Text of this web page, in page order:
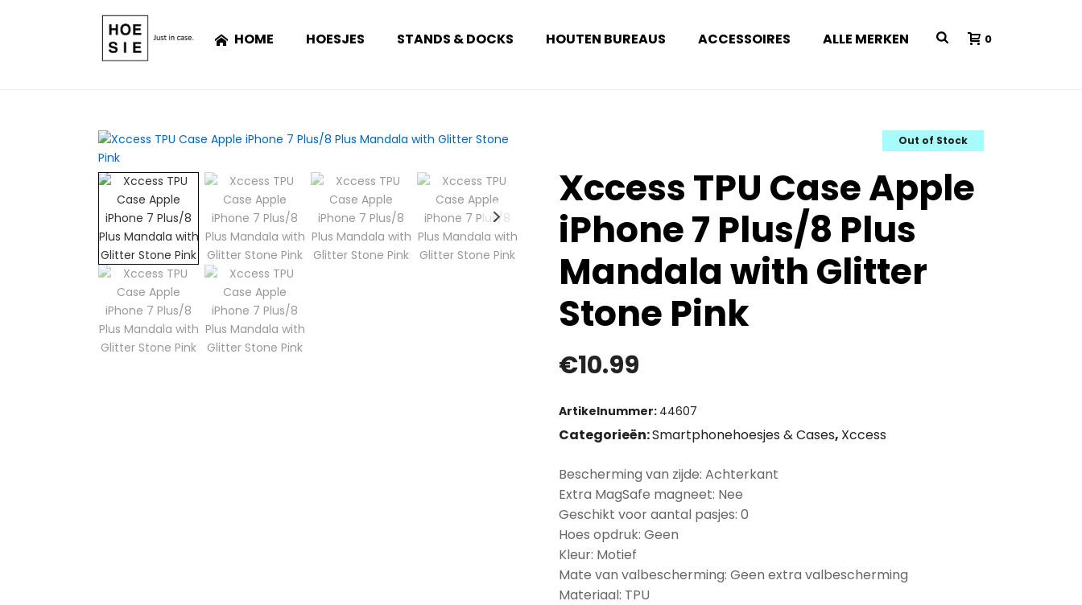
HOME HOESJES STANDS & DOCKS HOUTEN BUREAUS ACCESSOIRES ALLE MERKEN 0
Out of Stock
Xccess TPU Case Apple
iPhone 7 Plus/8 Plus
Mandala with Glitter
Stone Pink
€10.99
Artikelnummer: 44607
Categorieën:Smartphonehoesjes & Cases, Xccess
Bescherming van zijde: Achterkant
Extra MagSafe magneet: Nee
Geschikt voor aantal pasjes: 0
Hoes opdruk: Geen
Kleur: Motief
Mate van valbescherming: Geen extra valbescherming
Materiaal: TPU